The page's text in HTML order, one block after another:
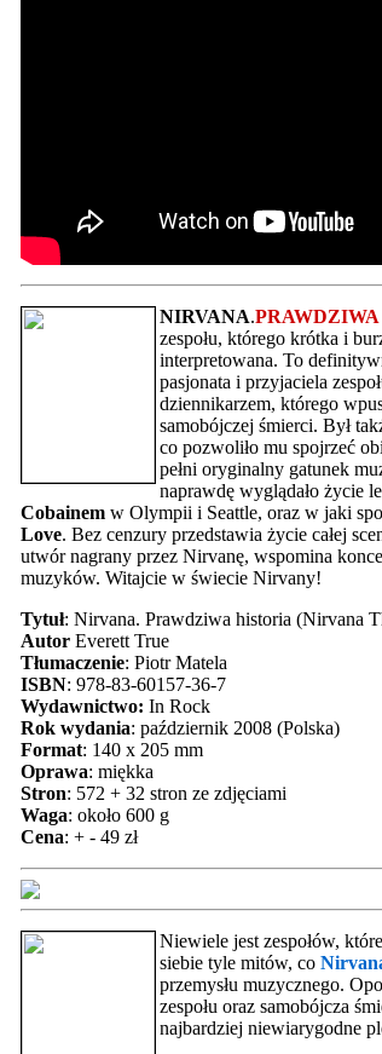
NIRVANA.
zespołu, którego krótka i
interpretowana. To
pasjonata i przyjaciela
dziennikarzem, którego
samobójczej śmierci. Był
co pozwoliło mu spojrzeć
pełni oryginalny gatunek
naprawdę wyglądało życie
Cobainem w Olympii i Seattle, oraz w jaki
Love. Bez cenzury przedstawia życie całej
utwór nagrany przez Nirvanę, wspomina
muzyków. Witajcie w świecie Nirvany!
Tytuł: Nirvana. Prawdziwa historia (Nirvana
Autor Everett True
Tłumaczenie: Piotr Matela
ISBN: 978-83-60157-36-7
Wydawnictwo: In Rock
Rok wydania: październik 2008 (Polska)
Format: 140 x 205 mm
Oprawa: miękka
Stron: 572 + 32 stron ze zdjęciami
Waga: około 600 g
Cena: + - 49 zł
Niewiele jest zespołów,
siebie tyle mitów, co
przemysłu muzycznego.
zespołu oraz samobójcza
najbardziej niewiarygodne